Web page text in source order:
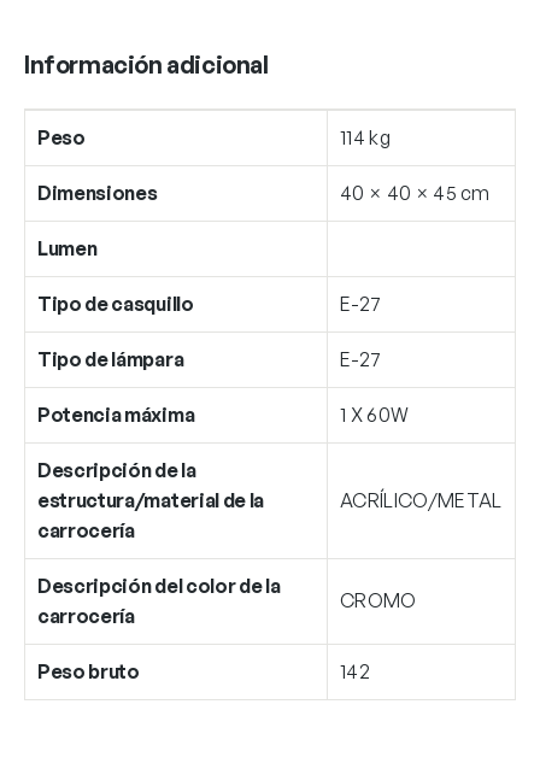
Información adicional
Peso 114 kg
Dimensiones 40 × 40 × 45 cm
Lumen
Tipo de casquillo E-27
Tipo de lámpara E-27
Potencia máxima 1 X 60W
Descripción de la
estructura/material de la
carrocería
ACRÍLICO/METAL
Descripción del color de la
carrocería
CROMO
Peso bruto 142